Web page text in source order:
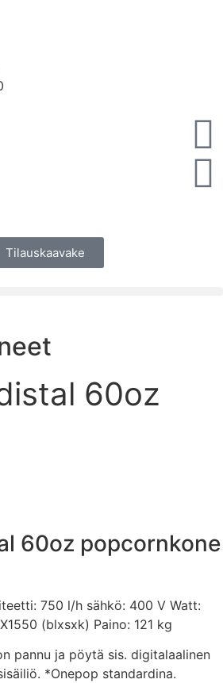
Tilauskaavake
60oz
60oz popcornkone
750 l/h sähkö: 400 V Watt:
(blxsxk) Paino: 121 kg
pannu ja pöytä sis. digitalaalinen
*Onepop standardina.